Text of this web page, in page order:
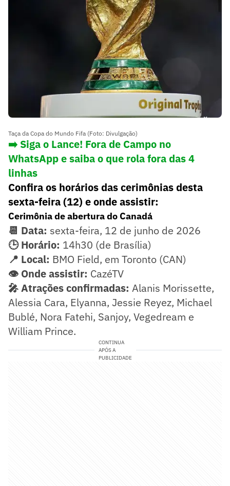
Taça da Copa do Mundo Fifa (Foto: Divulgação)
➡️ Siga o Lance! Fora de Campo no
WhatsApp e saiba o que rola fora das 4
linhas
Confira os horários das cerimônias desta
sexta-feira (12) e onde assistir:
Cerimônia de abertura do Canadá
📆 Data: sexta-feira, 12 de junho de 2026
🕒 Horário: 14h30 (de Brasília)
📍 Local: BMO Field, em Toronto (CAN)
👁️ Onde assistir: CazéTV
🎤 Atrações confirmadas: Alanis Morissette,
Alessia Cara, Elyanna, Jessie Reyez, Michael
Bublé, Nora Fatehi, Sanjoy, Vegedream e
William Prince.
CONTINUA
APÓS A
PUBLICIDADE